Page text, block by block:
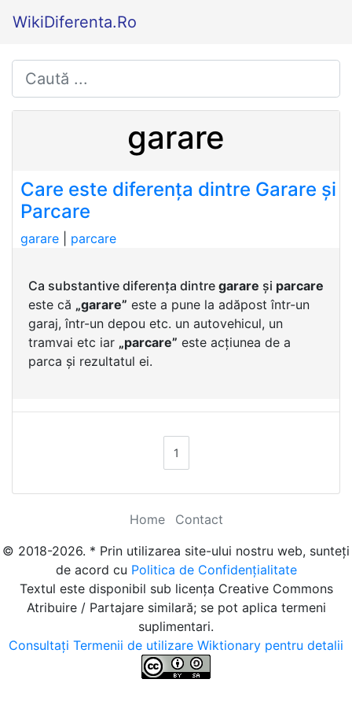
WikiDiferenta.Ro
garare
Care este diferența dintre Garare și
Parcare
garare parcare
Ca substantive diferența dintre garare și parcare
este că „garare” este a pune la adăpost într-un
garaj, într-un depou etc. un autovehicul, un
tramvai etc iar „parcare” este acțiunea de a
parca și rezultatul ei.
1
Home
Contact
© 2018-2026. * Prin utilizarea site-ului nostru web, sunteți
de acord cu Politica de Confidențialitate
Textul este disponibil sub licența Creative Commons
Atribuire / Partajare similară; se pot aplica termeni
suplimentari.
Consultați Termenii de utilizare Wiktionary pentru detalii